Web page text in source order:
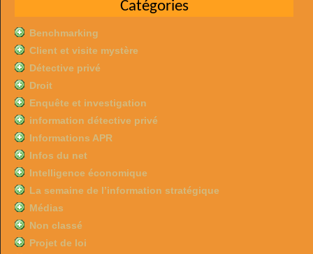
Catégories
Benchmarking
Client et visite mystère
Détective privé
Droit
Enquête et investigation
information détective privé
Informations APR
Infos du net
Intelligence économique
La semaine de l’information stratégique
Médias
Non classé
Projet de loi